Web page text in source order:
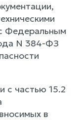
Федеральным
N 384-ФЗ
с частью 15.2
в